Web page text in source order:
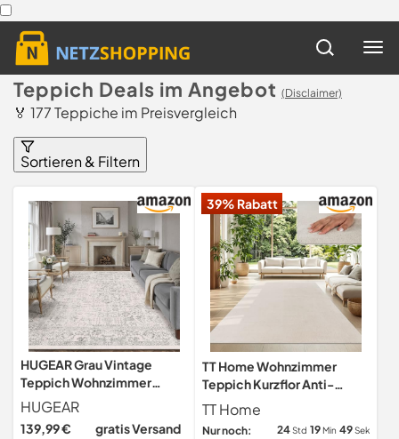
Teppich Deals im Angebot (Disclaimer)
🏅 177 Teppiche im Preisvergleich
Sortieren & Filtern
HUGEAR Grau Vintage
Teppich Wohnzimmer
240x300cm Waschbar
HUGEAR
139,99 € gratis Versand
39% Rabatt
TT Home Wohnzimmer
Teppich Kurzflor Anti-
Rutsch Rückseite Unifarben
Modern Waschbar, Farbe:
TT Home
Nur noch: 24Std 19Min 47Sek